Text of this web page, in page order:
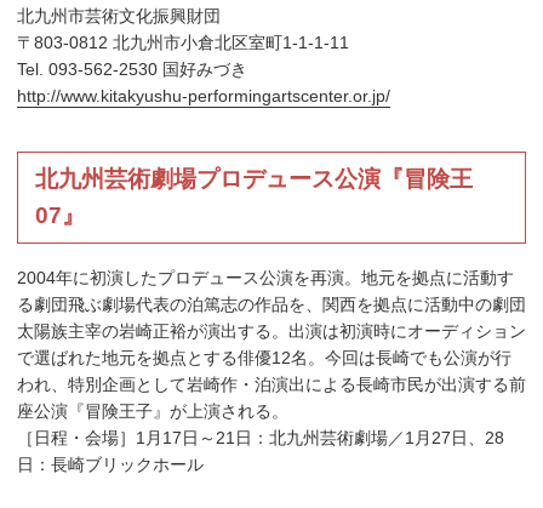
北九州市芸術文化振興財団
〒803-0812 北九州市小倉北区室町1-1-1-11
Tel. 093-562-2530 国好みづき
http://www.kitakyushu-performingartscenter.or.jp/
北九州芸術劇場プロデュース公演『冒険王
07』
2004年に初演したプロデュース公演を再演。地元を拠点に活動す
る劇団飛ぶ劇場代表の泊篤志の作品を、関西を拠点に活動中の劇団
太陽族主宰の岩崎正裕が演出する。出演は初演時にオーディション
で選ばれた地元を拠点とする俳優12名。今回は長崎でも公演が行
われ、特別企画として岩崎作・泊演出による長崎市民が出演する前
座公演『冒険王子』が上演される。
［日程・会場］1月17日～21日：北九州芸術劇場／1月27日、28
日：長崎ブリックホール